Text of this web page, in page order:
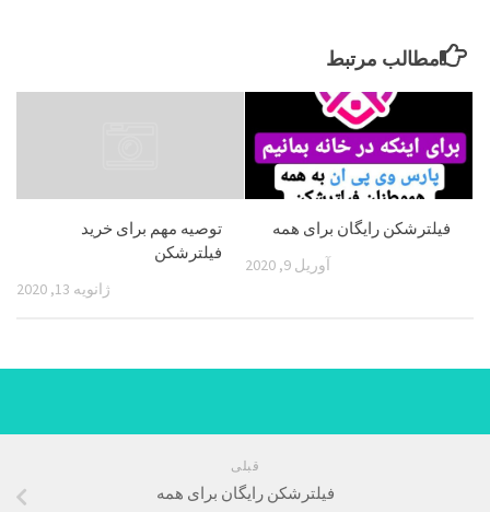
مطالب مرتبط
توصیه مهم برای خرید
فیلترشکن
ژانویه 13, 2020
فیلترشکن رایگان برای همه
آوریل 9, 2020
قبلی
فیلترشکن رایگان برای همه